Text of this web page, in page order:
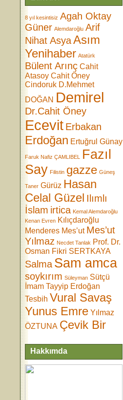
8 yıl kesintisiz Agah Oktay
Güner Alemdaroğlu Arif
Nihat AsyaAsım
Yenihaber Atatürk
Bülent Arınç Cahit
Atasoy Cahit Öney
Cindoruk D.Mehmet
DOĞAN Demirel
Dr.Cahit Öney
Ecevit Erbakan
Erdoğan Ertuğrul Günay
Faruk Nafiz ÇAMLIBEL
Fazıl
Say Filistin gazze Güneş
Taner Gürüz Hasan
Celal Güzel Ilımlı
İslam irtica Kemal Alemdaroğlu
Kenan Evren Kılıçdaroğlu
Menderes Mes’ut Mes’ut
Yılmaz Necdet Tanlak Prof. Dr.
Osman Fikri SERTKAYA
Salma Sam amca
soykırım Süleyman Sütçü
İmam Tayyip Erdoğan
Tesbih Vural Savaş
Yunus Emre Yılmaz
ÖZTUNA Çevik Bir
Hakkımda